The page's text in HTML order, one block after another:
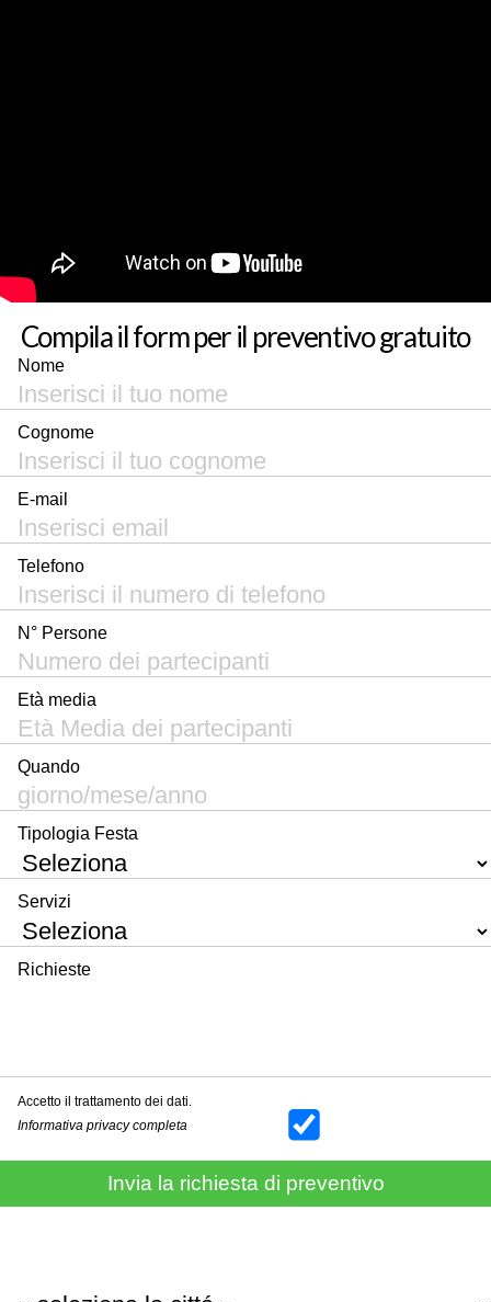
Compila il form per il preventivo gratuito
Nome
Cognome
E-mail
Telefono
N° Persone
Età media
Quando
Tipologia Festa
Servizi
Richieste
Accetto il trattamento dei dati.
Informativa privacy completa